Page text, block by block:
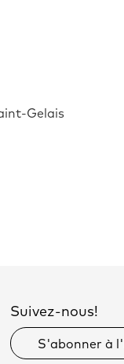
Gelais
Suivez-nous!
S'abonner à